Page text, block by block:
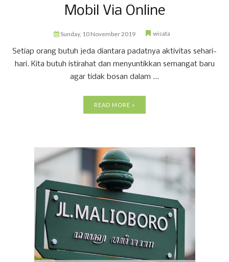
Mobil Via Online
Sunday, 10 November 2019 wisata
Setiap orang butuh jeda diantara padatnya aktivitas sehari-
hari. Kita butuh istirahat dan menyuntikkan semangat baru
agar tidak bosan dalam ...
READ MORE »